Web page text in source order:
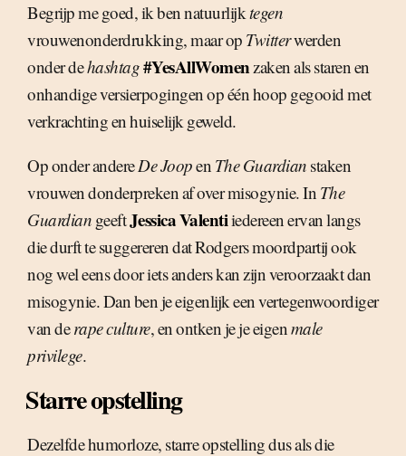
Begrijp me goed, ik ben natuurlijktegen
vrouwenonderdrukking, maar op Twitterwerden
onder dehashtag#YesAllWomenzaken als staren en
onhandige versierpogingen op één hoop gegooid met
verkrachting en huiselijk geweld.
Op onder andereDe Joopen The Guardian staken
vrouwen donderpreken af over misogynie. In The
Guardian geeftJessica Valentiiedereen ervan langs
die durft te suggereren dat Rodgers moordpartij ook
nog wel eens door iets anders kan zijn veroorzaakt dan
misogynie. Dan ben je eigenlijk een vertegenwoordiger
van derape culture, en ontken je je eigenmale
privilege.
Starre opstelling
Dezelfde humorloze, starre opstelling dus als die